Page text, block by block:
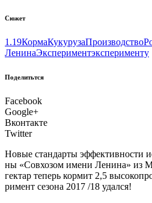
Сюжет
1.19КормаКукурузаПроизводство
ЛенинаЭкспериментэксперименту
Поделитьтся
Facebook
Google+
Вконтакте
Twitter
Новые стан­дар­ты эффек­тив­но­сти
ны «Сов­хо­зом име­ни Лени­на» из
гек­тар теперь кор­мит 2,5
ри­мент сезо­на 2017 /18 удался!